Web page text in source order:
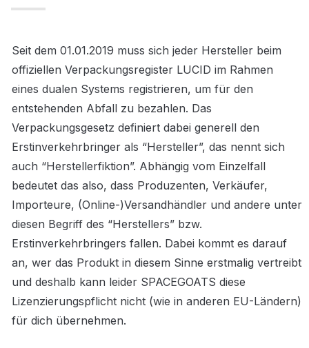
Seit dem 01.01.2019 muss sich jeder Hersteller beim
offiziellen Verpackungsregister LUCID im Rahmen
eines dualen Systems registrieren, um für den
entstehenden Abfall zu bezahlen. Das
Verpackungsgesetz definiert dabei generell den
Erstinverkehrbringer als “Hersteller”, das nennt sich
auch “Herstellerfiktion”. Abhängig vom Einzelfall
bedeutet das also, dass Produzenten, Verkäufer,
Importeure, (Online-)Versandhändler und andere unter
diesen Begriff des “Herstellers” bzw.
Erstinverkehrbringers fallen. Dabei kommt es darauf
an, wer das Produkt in diesem Sinne erstmalig vertreibt
und deshalb kann leider SPACEGOATS diese
Lizenzierungspflicht nicht (wie in anderen EU-Ländern)
für dich übernehmen.